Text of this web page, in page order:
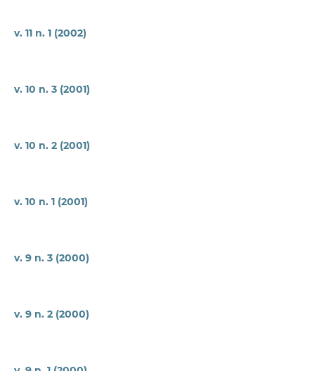
v. 11 n. 1 (2002)
v. 10 n. 3 (2001)
v. 10 n. 2 (2001)
v. 10 n. 1 (2001)
v. 9 n. 3 (2000)
v. 9 n. 2 (2000)